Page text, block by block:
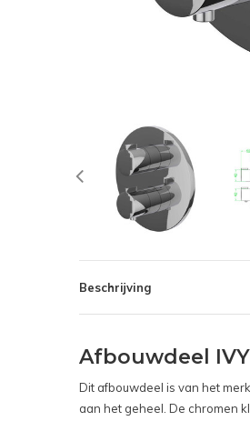
Beschrijving
Afbouwdeel
Dit afbouwdeel is van het
aan het geheel. De chromen